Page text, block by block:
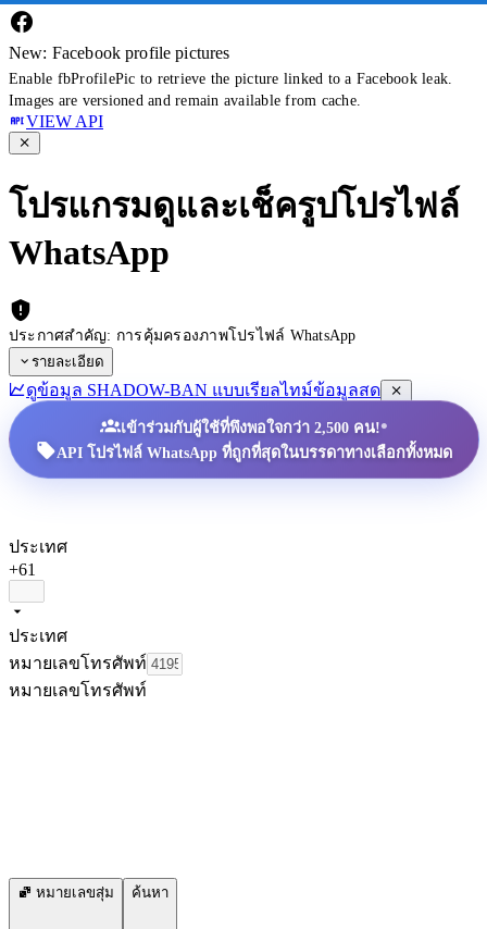
New: Facebook profile pictures
Enable fbProfilePic to retrieve the picture linked to a Facebook leak.
Images are versioned and remain available from cache.
VIEW API
โปรแกรมดูและเช็ครูปโปรไฟล์
WhatsApp
ประกาศสำคัญ: การคุ้มครองภาพโปรไฟล์ WhatsApp
รายละเอียด
ดูข้อมูล SHADOW-BAN แบบเรียลไทม์ข้อมูลสด
เข้าร่วมกับผู้ใช้ที่พึงพอใจกว่า 2,500 คน!•
API โปรไฟล์ WhatsApp ที่ถูกที่สุดในบรรดาทางเลือกทั้งหมด
ประเทศ
+61
ประเทศ
หมายเลขโทรศัพท์
หมายเลขโทรศัพท์
หมายเลขสุ่ม ค้นหา